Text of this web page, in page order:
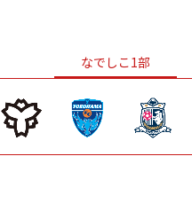
なでしこ1部